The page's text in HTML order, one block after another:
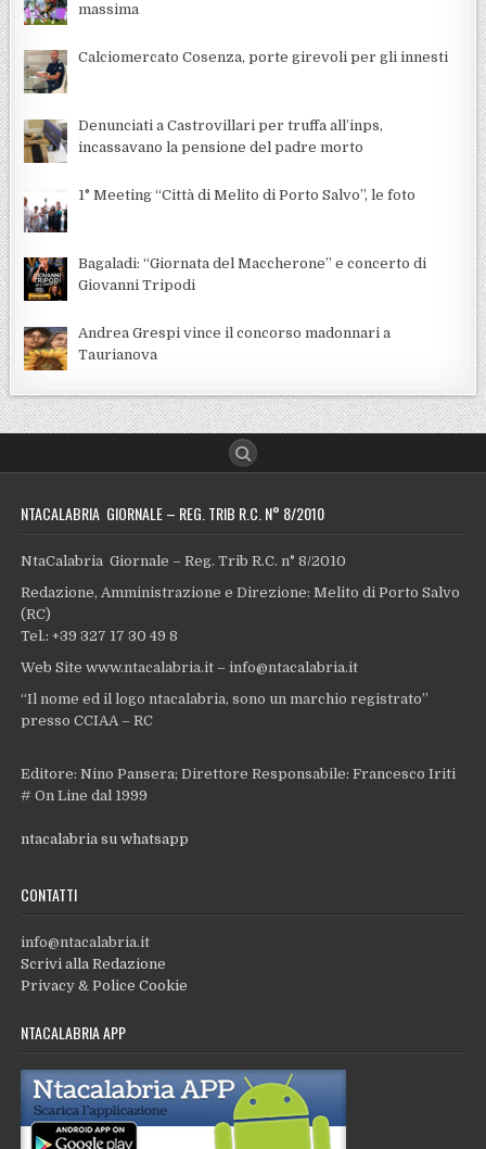
massima
Calciomercato Cosenza, porte girevoli per gli innesti
Denunciati a Castrovillari per truffa all’inps,
incassavano la pensione del padre morto
1° Meeting “Città di Melito di Porto Salvo”, le foto
Bagaladi: “Giornata del Maccherone” e concerto di
Giovanni Tripodi
Andrea Grespi vince il concorso madonnari a
Taurianova
NTACALABRIA GIORNALE – REG. TRIB R.C. N° 8/2010
NtaCalabria Giornale – Reg. Trib R.C. n° 8/2010
Redazione, Amministrazione e Direzione: Melito di Porto Salvo
(RC)
Tel.: +39 327 17 30 49 8
Web Site www.ntacalabria.it – info@ntacalabria.it
“Il nome ed il logo ntacalabria, sono un marchio registrato”
presso CCIAA – RC
Editore: Nino Pansera; Direttore Responsabile: Francesco Iriti
# On Line dal 1999
ntacalabria su whatsapp
CONTATTI
info@ntacalabria.it
Scrivi alla Redazione
Privacy & Police Cookie
NTACALABRIA APP